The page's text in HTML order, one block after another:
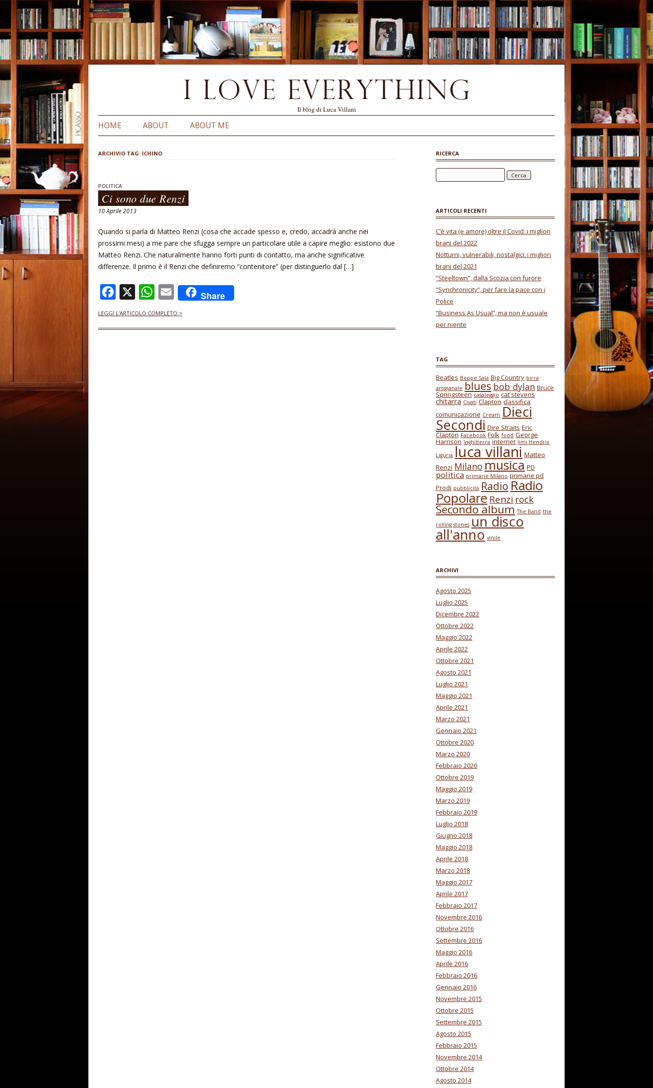
Il blog di Luca Villani
Vai al contenuto
HOME ABOUT ABOUT ME
ARCHIVIO TAG: ICHINO
POLITICA
Ci sono due Renzi
10 Aprile 2013
Quando si parla di Matteo Renzi (cosa che accade spesso e, credo, accadrà anche nei
prossimi mesi) a me pare che sfugga sempre un particolare utile a capire meglio: esistono due
Matteo Renzi. Che naturalmente hanno forti punti di contatto, ma anche significative
differenze. Il primo è il Renzi che definiremo “contenitore” (per distinguerlo dal […]
F
ac
e
X W
h
at
E
m
ai
Share
LEGGI L'ARTICOLO COMPLETO >
RICERCA
ARTICOLI RECENTI
C’è vita (e amore) oltre il Covid: i migliori
brani del 2022
Notturni, vulnerabili, nostalgici: i migliori
brani del 2021
“Steeltown”, dalla Scozia con furore
“Synchronicity”, per fare la pace con i
Police
“Business As Usual”, ma non è usuale
per niente
TAG
Beatles Beppe Sala Big Country birra
artigianale blues bob dylan Bruce
Springsteen casaleggio cat stevens
chitarra Civati Clapton classifica
comunicazione Cream Dieci
Secondi Dire Straits Eric
Clapton Facebook Folk food George
Harrison Inghilterra internet Jimi Hendrix
Liguria luca villani Matteo
Renzi Milano musica PD
politica primarie Milano primarie pd
Prodi pubblicità RadioRadio
Popolare Renzi rock
Secondo album The Band the
rolling stones un disco
all'anno vinile
ARCHIVI
Agosto 2025
Luglio 2025
Dicembre 2022
Ottobre 2022
Maggio 2022
Aprile 2022
Ottobre 2021
Agosto 2021
Luglio 2021
Maggio 2021
Aprile 2021
Marzo 2021
Gennaio 2021
Ottobre 2020
Marzo 2020
Febbraio 2020
Ottobre 2019
Maggio 2019
Marzo 2019
Febbraio 2019
Luglio 2018
Giugno 2018
Maggio 2018
Aprile 2018
Marzo 2018
Maggio 2017
Aprile 2017
Febbraio 2017
Novembre 2016
Ottobre 2016
Settembre 2016
Maggio 2016
Aprile 2016
Febbraio 2016
Gennaio 2016
Novembre 2015
Ottobre 2015
Settembre 2015
Agosto 2015
Febbraio 2015
Novembre 2014
Ottobre 2014
Agosto 2014